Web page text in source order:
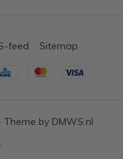
Theme by DMWS.nl
feed Sitemap